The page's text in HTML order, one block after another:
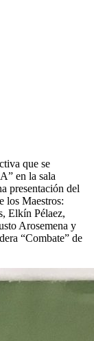
que se
en la sala
presentación del
los Maestros:
Elkín Pélaez,
Arosemena y
“Combate” de